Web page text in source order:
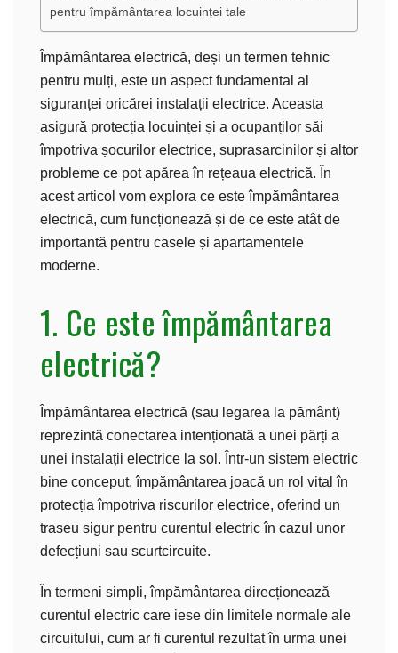
pentru împământarea locuinței tale
Împământarea electrică, deși un termen tehnic
pentru mulți, este un aspect fundamental al
siguranței oricărei instalații electrice. Aceasta
asigură protecția locuinței și a ocupanților săi
împotriva șocurilor electrice, suprasarcinilor și altor
probleme ce pot apărea în rețeaua electrică. În
acest articol vom explora ce este împământarea
electrică, cum funcționează și de ce este atât de
importantă pentru casele și apartamentele
moderne.
1. Ce este împământarea
electrică?
Împământarea electrică (sau legarea la pământ)
reprezintă conectarea intenționată a unei părți a
unei instalații electrice la sol. Într-un sistem electric
bine conceput, împământarea joacă un rol vital în
protecția împotriva riscurilor electrice, oferind un
traseu sigur pentru curentul electric în cazul unor
defecțiuni sau scurtcircuite.
În termeni simpli, împământarea direcționează
curentul electric care iese din limitele normale ale
circuitului, cum ar fi curentul rezultat în urma unei